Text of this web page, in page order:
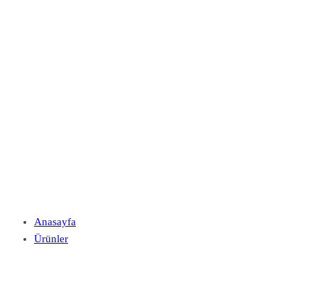
Anasayfa
Ürünler